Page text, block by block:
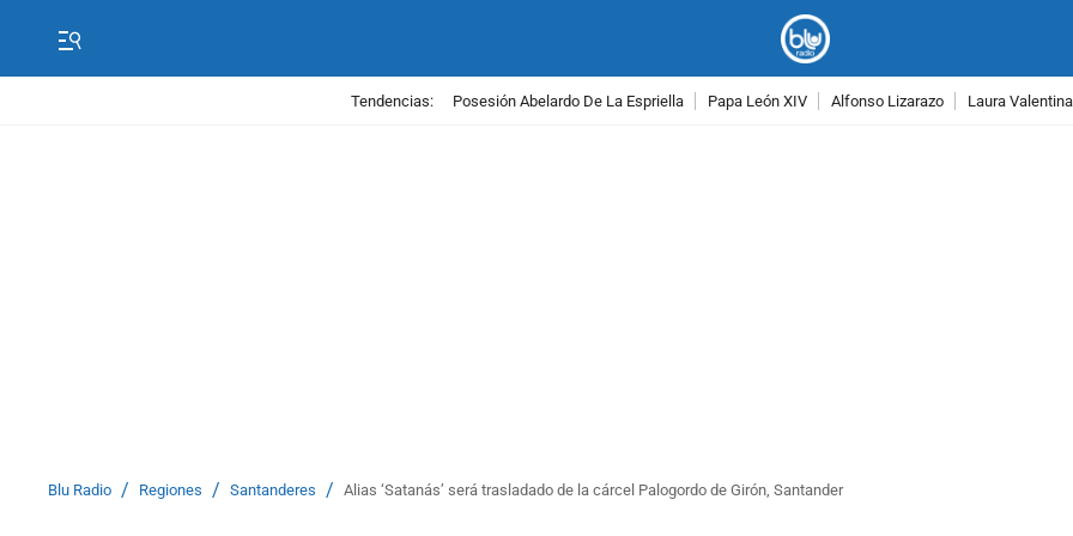
Tendencias: Posesión Abelardo De La Espriella Papa León XIV Alfonso Lizarazo Laura
Blu Radio / Regiones / Santanderes / Alias ‘Satanás’ será trasladado de la cárcel Palogordo de Girón, Santander